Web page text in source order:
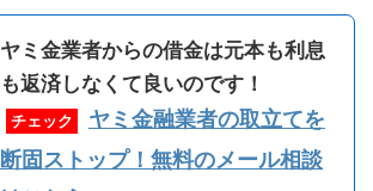
ヤミ金業者からの借金は元本も利息
も返済しなくて良いのです！
チェック
ヤミ金融業者の取立てを
断固ストップ！無料のメール相談